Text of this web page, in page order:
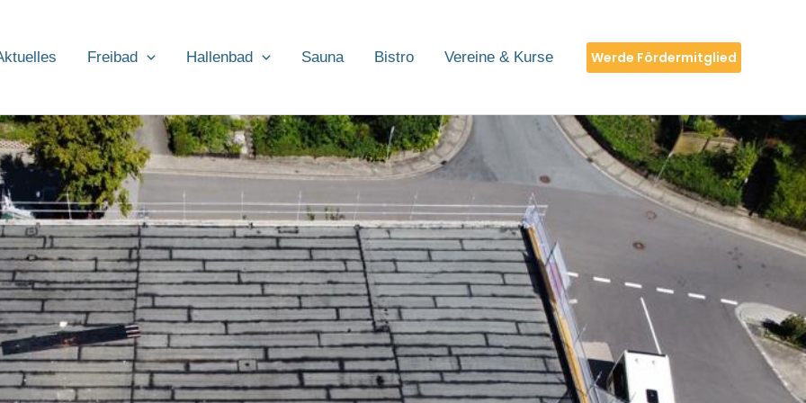
Freibad Hallenbad Sauna Bistro Vereine & Kurse Werde Fördermitglied